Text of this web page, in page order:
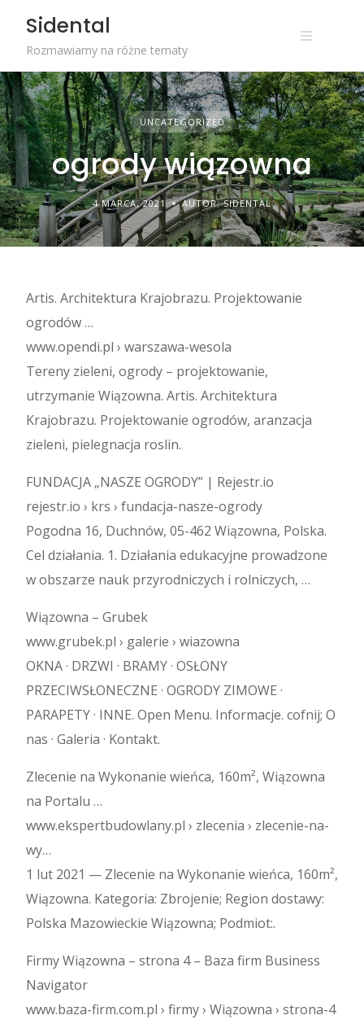
content
Sidental
Rozmawiamy na różne tematy
UNCATEGORIZED
ogrody wiązowna
4 MARCA, 2021 AUTOR: SIDENTAL
Artis. Architektura Krajobrazu. Projektowanie
ogrodów …
www.opendi.pl › warszawa-wesola
Tereny zieleni, ogrody – projektowanie,
utrzymanie Wiązowna. Artis. Architektura
Krajobrazu. Projektowanie ogrodów, aranzacja
zieleni, pielegnacja roslin.
FUNDACJA „NASZE OGRODY” | Rejestr.io
rejestr.io › krs › fundacja-nasze-ogrody
Pogodna 16, Duchnów, 05-462 Wiązowna, Polska.
Cel działania. 1. Działania edukacyjne prowadzone
w obszarze nauk przyrodniczych i rolniczych, …
Wiązowna – Grubek
www.grubek.pl › galerie › wiazowna
OKNA · DRZWI · BRAMY · OSŁONY
PRZECIWSŁONECZNE · OGRODY ZIMOWE ·
PARAPETY · INNE. Open Menu. Informacje. cofnij; O
nas · Galeria · Kontakt.
Zlecenie na Wykonanie wieńca, 160m², Wiązowna
na Portalu …
www.ekspertbudowlany.pl › zlecenia › zlecenie-na-
wy…
1 lut 2021 — Zlecenie na Wykonanie wieńca, 160m²,
Wiązowna. Kategoria: Zbrojenie; Region dostawy:
Polska Mazowieckie Wiązowna; Podmiot:.
Firmy Wiązowna – strona 4 – Baza firm Business
Navigator
www.baza-firm.com.pl › firmy › Wiązowna › strona-4